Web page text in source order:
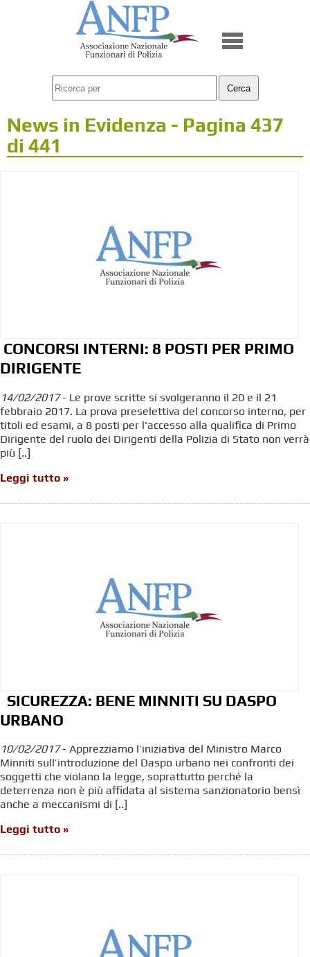
News in Evidenza - Pagina 437
di 441
CONCORSI INTERNI: 8 POSTI PER PRIMO
DIRIGENTE
14/02/2017- Le prove scritte si svolgeranno il 20 e il 21
febbraio 2017. La prova preselettiva del concorso interno, per
titoli ed esami, a 8 posti per l'accesso alla qualifica di Primo
Dirigente del ruolo dei Dirigenti della Polizia di Stato non verrà
più [..]
Leggi tutto »
SICUREZZA: BENE MINNITI SU DASPO
URBANO
10/02/2017- Apprezziamo l’iniziativa del Ministro Marco
Minniti sull’introduzione del Daspo urbano nei confronti dei
soggetti che violano la legge, soprattutto perché la
deterrenza non è più affidata al sistema sanzionatorio bensì
anche a meccanismi di [..]
Leggi tutto »